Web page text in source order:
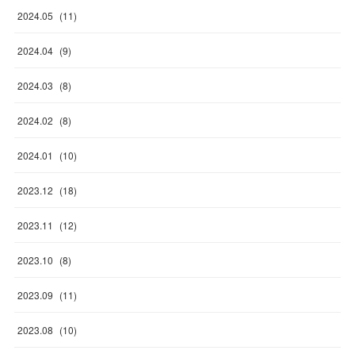
2024.05 (11)
2024.04 (9)
2024.03 (8)
2024.02 (8)
2024.01 (10)
2023.12 (18)
2023.11 (12)
2023.10 (8)
2023.09 (11)
2023.08 (10)